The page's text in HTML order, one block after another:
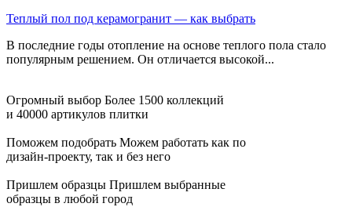
Теплый пол под керамогранит — как выбрать
В последние годы отопление на основе теплого пола стало
популярным решением. Он отличается высокой...
Огромный выбор Более 1500 коллекций
и 40000 артикулов плитки
Поможем подобрать Можем работать как по
дизайн-проекту, так и без него
Пришлем образцы Пришлем выбранные
образцы в любой город